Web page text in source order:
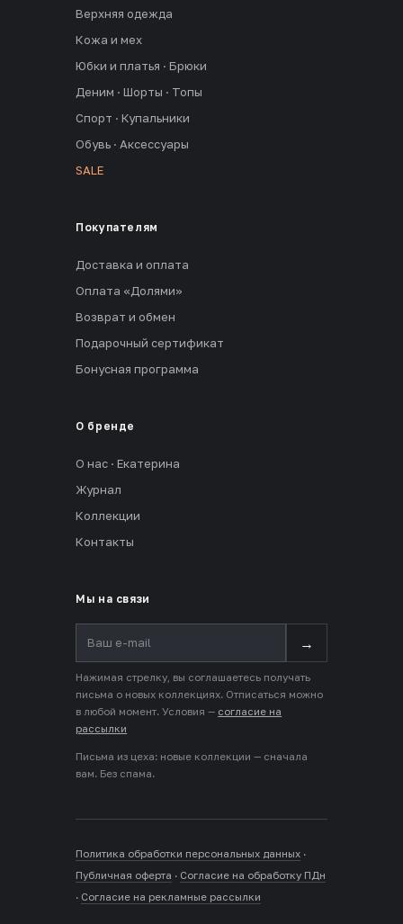
Верхняя одежда
Кожа и мех
Юбки и платья · Брюки
Деним · Шорты · Топы
Спорт · Купальники
Обувь · Аксессуары
SALE
Покупателям
Доставка и оплата
Оплата «Долями»
Возврат и обмен
Подарочный сертификат
Бонусная программа
О бренде
О нас · Екатерина
Журнал
Коллекции
Контакты
Мы на связи
→
Нажимая стрелку, вы соглашаетесь получать
письма о новых коллекциях. Отписаться можно
в любой момент. Условия — согласие на
рассылки
Письма из цеха: новые коллекции — сначала
вам. Без спама.
Политика обработки персональных данных ·
Публичная оферта · Согласие на обработку ПДн
· Согласие на рекламные рассылки